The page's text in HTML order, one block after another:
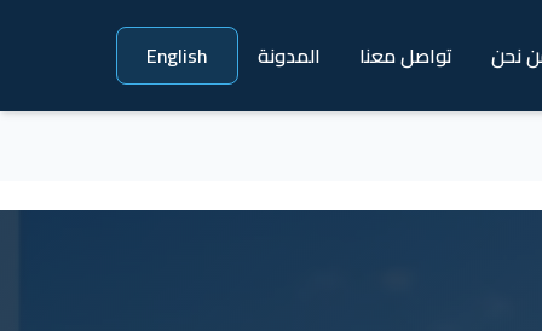
نحن تواصل معنا المدونة English